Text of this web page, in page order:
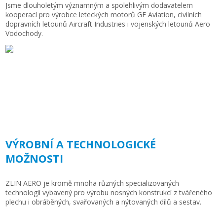
Jsme dlouholetým významným a spolehlivým dodavatelem
kooperací pro výrobce leteckých motorů GE Aviation, civilních
dopravních letounů Aircraft Industries i vojenských letounů Aero
Vodochody.
VÝROBNÍ A TECHNOLOGICKÉ
MOŽNOSTI
ZLIN AERO je kromě mnoha různých specializovaných
technologií vybavený pro výrobu nosných konstrukcí z tvářeného
plechu i obráběných, svařovaných a nýtovaných dílů a sestav.